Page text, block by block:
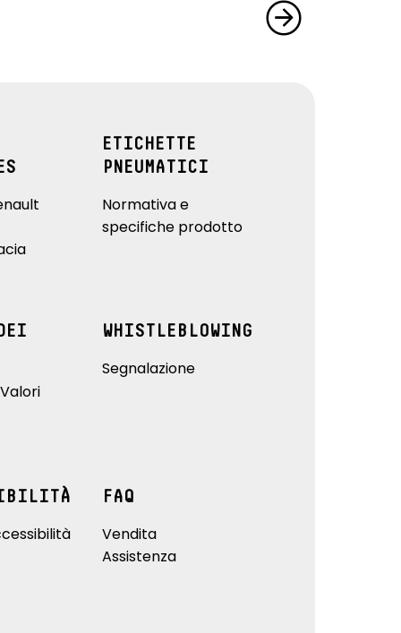
ETICHETTE
PNEUMATICI
Normativa e
specifiche prodotto
WHISTLEBLOWING
Segnalazione
FAQ
Vendita
Assistenza